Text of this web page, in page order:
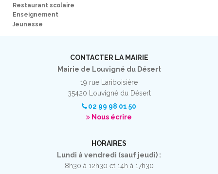
Restaurant scolaire
Enseignement
Jeunesse
CONTACTER LA MAIRIE
Mairie de Louvigné du Désert
19 rue Lariboisière
35420 Louvigné du Désert
02 99 98 01 50
Nous écrire
HORAIRES
Lundi à vendredi (sauf jeudi) :
8h30 à 12h30 et 14h à 17h30